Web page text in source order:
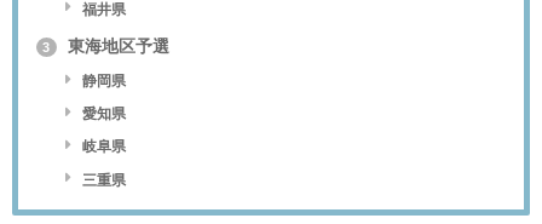
福井県
3 東海地区予選
静岡県
愛知県
岐阜県
三重県